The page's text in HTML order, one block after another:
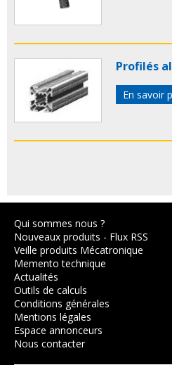
Profilés
En savoir
Qui sommes nous ?
Nouveaux produits - Flux RSS
Veille produits Mécatronique
Memento technique
Actualités
Outils de calculs
Conditions générales
Mentions légales
Espace annonceurs
Nous contacter